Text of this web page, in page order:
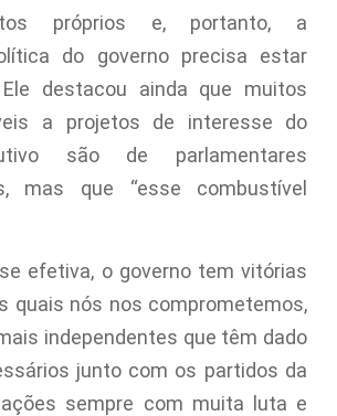
próprios e, portanto, a
do governo precisa estar
destacou ainda que muitos
a projetos de interesse do
são de parlamentares
mas que “esse combustível
efetiva, o governo tem vitórias
quais nós nos comprometemos,
independentes que têm dado
junto com os partidos da
sempre com muita luta e